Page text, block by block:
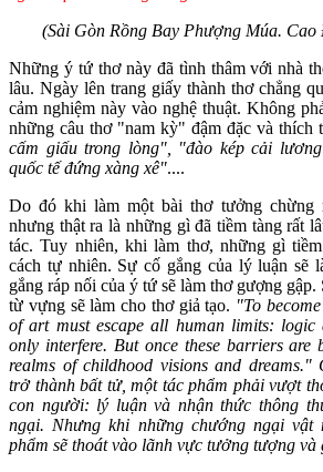
(Sài Gòn Rồng Bay Phượng Múa.
Những ý tứ thơ này đã tình thâm với nhà
lâu. Ngày lên trang giấy thành thơ chẳng
cảm nghiệm này vào nghệ thuật. Không
những câu thơ "nam kỳ" đậm đặc và thích
cấm giấu trong lòng", "đào kép cải
quốc tế đứng xàng xê"....
Do đó khi làm một bài thơ tưởng chừng
nhưng thật ra là những gì đã tiềm tàng rất
tác. Tuy nhiên, khi làm thơ, những gì
cách tự nhiên. Sự cố gắng của lý luận sẽ
gắng ráp nối của ý tứ sẽ làm thơ gượng gập.
từ vựng sẽ làm cho thơ giả tạo. "To
of art must escape all human limits: logic
only interfere. But once these barriers are
realms of childhood visions and
trở thành bất tử, một tác phẩm phải vượt
con người: lý luận và nhận thức thông
ngại. Nhưng khi những chướng ngại
phẩm sẽ thoát vào lãnh vực tưởng tượng